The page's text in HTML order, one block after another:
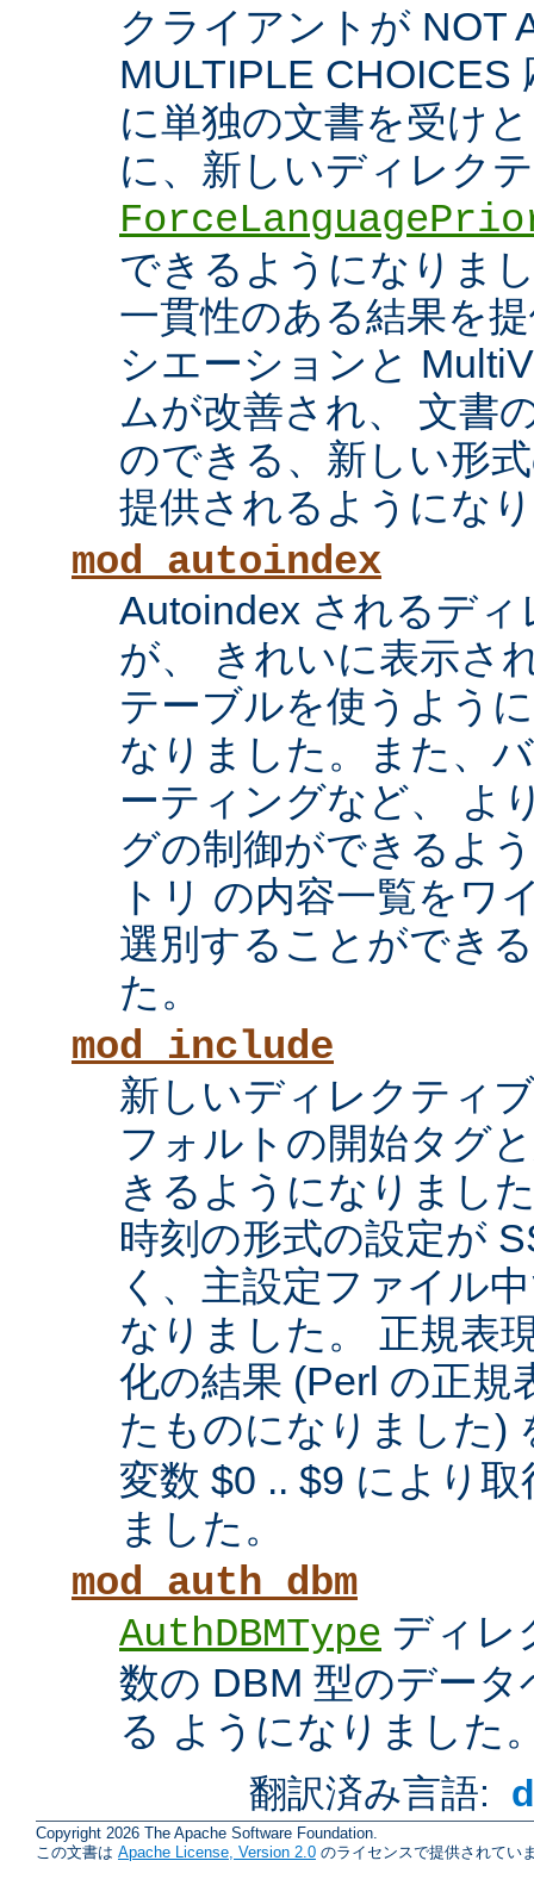
クライアントが NOT
MULTIPLE CHOICES
に単独の文書を受け
に、新しいディレク
できるようになりま
一貫性のある結果を
シエーションと
ムが改善され、 文書
のできる、新しい形
提供されるようにな
mod_autoindex
Autoindex されるデ
が、 きれいに表示さ
テーブルを使うよう
なりました。また、
ーティングなど、 よ
グの制御ができるよ
トリ の内容一覧をワ
選別することができ
た。
mod_include
新しいディレクティ
フォルトの開始タグ
きるようになりまし
時刻の形式の設定が
く、主設定ファイル
なりました。 正規表
化の結果 (Perl の正規
たものになりました)
変数 $0 .. $9 により
ました。
mod_auth_dbm
AuthDBMType ディレ
数の DBM 型のデー
る ようになりました
翻訳済み言語:
Copyright 2026 The Apache Software Foundation.
この文書は Apache License, Version 2.0 のライセンスで提供されてい